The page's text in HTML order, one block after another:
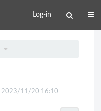
Log-in
2023/11/20 16:10